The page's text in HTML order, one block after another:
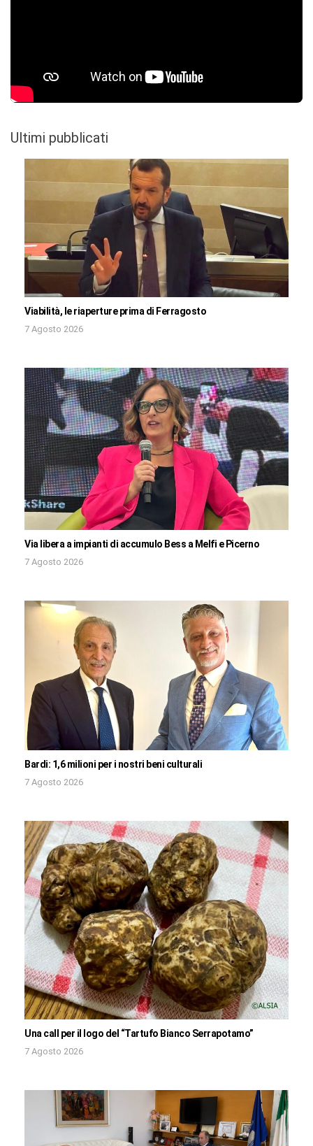
Ultimi pubblicati
Viabilità, le riaperture prima di Ferragosto
7 Agosto 2026
Via libera a impianti di accumulo Bess a Melfi e Picerno
7 Agosto 2026
Bardi: 1,6 milioni per i nostri beni culturali
7 Agosto 2026
Una call per il logo del “Tartufo Bianco Serrapotamo”
7 Agosto 2026